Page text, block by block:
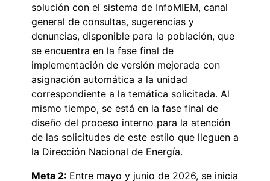
solución con el sistema de InfoMIEM, canal
general de consultas, sugerencias y
denuncias, disponible para la población, que
se encuentra en la fase final de
implementación de versión mejorada con
asignación automática a la unidad
correspondiente a la temática solicitada. Al
mismo tiempo, se está en la fase final de
diseño del proceso interno para la atención
de las solicitudes de este estilo que lleguen a
la Dirección Nacional de Energía.
Meta 2: Entre mayo y junio de 2026, se inicia